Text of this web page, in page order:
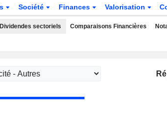
Société Finances Valorisation
Dividendes sectoriels Comparaisons Financières